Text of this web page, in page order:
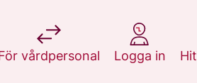
vårdpersonal
på 1177.se
Logga in
på 1177.se